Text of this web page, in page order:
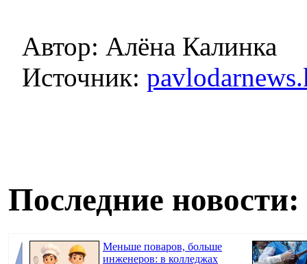
Автор: Алёна Калинка
Источник:
Последние новости:
Меньше поваров, больше
инженеров: в колледжах